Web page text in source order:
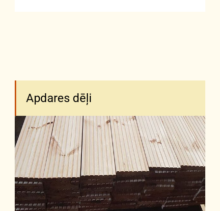
Apdares dēļi